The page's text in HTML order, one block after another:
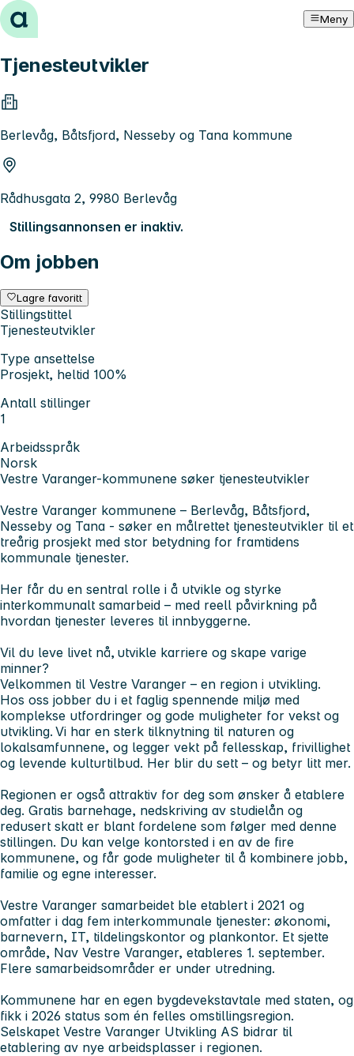
Hopp til innhold Meny
Tjenesteutvikler
Berlevåg, Båtsfjord, Nesseby og Tana kommune
Rådhusgata 2, 9980 Berlevåg
Stillingsannonsen er inaktiv.
Om jobben
Lagre favoritt
Stillingstittel
Tjenesteutvikler
Type ansettelse
Prosjekt, heltid 100%
Antall stillinger
1
Arbeidsspråk
Norsk
Vestre Varanger-kommunene søker tjenesteutvikler
Vestre Varanger kommunene – Berlevåg, Båtsfjord,
Nesseby og Tana - søker en målrettet tjenesteutvikler til et
treårig prosjekt med stor betydning for framtidens
kommunale tjenester.
Her får du en sentral rolle i å utvikle og styrke
interkommunalt samarbeid – med reell påvirkning på
hvordan tjenester leveres til innbyggerne.
Vil du leve livet nå, utvikle karriere og skape varige
minner?
Velkommen til Vestre Varanger – en region i utvikling.
Hos oss jobber du i et faglig spennende miljø med
komplekse utfordringer og gode muligheter for vekst og
utvikling. Vi har en sterk tilknytning til naturen og
lokalsamfunnene, og legger vekt på fellesskap, frivillighet
og levende kulturtilbud. Her blir du sett – og betyr litt mer.
Regionen er også attraktiv for deg som ønsker å etablere
deg. Gratis barnehage, nedskriving av studielån og
redusert skatt er blant fordelene som følger med denne
stillingen. Du kan velge kontorsted i en av de fire
kommunene, og får gode muligheter til å kombinere jobb,
familie og egne interesser.
Vestre Varanger samarbeidet ble etablert i 2021 og
omfatter i dag fem interkommunale tjenester: økonomi,
barnevern, IT, tildelingskontor og plankontor. Et sjette
område, Nav Vestre Varanger, etableres 1. september.
Flere samarbeidsområder er under utredning.
Kommunene har en egen bygdevekstavtale med staten, og
fikk i 2026 status som én felles omstillingsregion.
Selskapet Vestre Varanger Utvikling AS bidrar til
etablering av nye arbeidsplasser i regionen.